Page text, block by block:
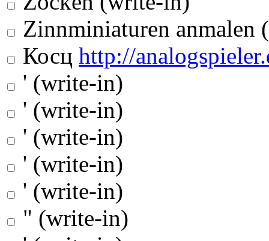
Zinnminiaturen anmalen
Косц http://
' (write-in)
' (write-in)
' (write-in)
' (write-in)
' (write-in)
" (write-in)